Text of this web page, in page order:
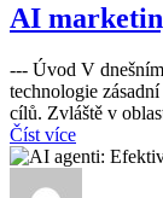
AI
--- Úvod V
technologie
cílů. Zvláště v
Číst více